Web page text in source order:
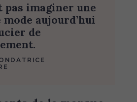
pas imaginer une
aujourd’hui
de